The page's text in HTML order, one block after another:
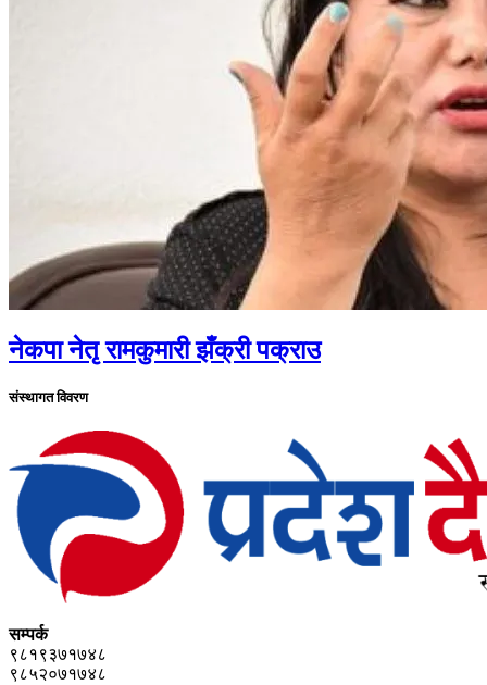
नेकपा नेतृ रामकुमारी झँक्री पक्राउ
संस्थागत विवरण
सम्पर्क
९८१९३७१७४८
९८५२०७१७४८